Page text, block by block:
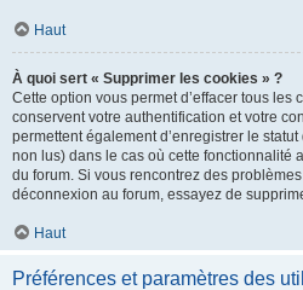
Haut
À quoi sert « Supprimer les cookies » ?
Cette option vous permet d’effacer tous les
conservent votre authentification et votre
permettent également d’enregistrer le
non lus) dans le cas où cette fonctionnalité
du forum. Si vous rencontrez des
déconnexion au forum, essayez de
Haut
Préférences et paramètres des